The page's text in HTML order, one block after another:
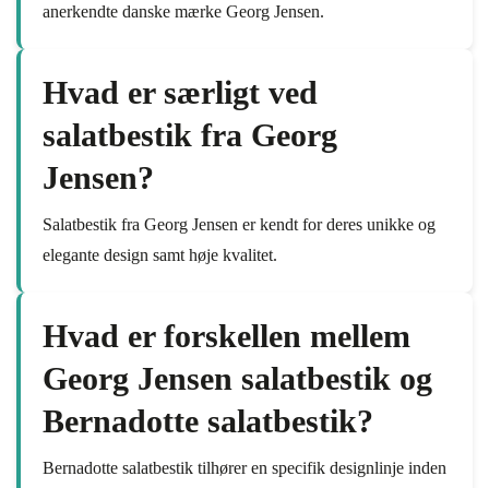
anerkendte danske mærke Georg Jensen.
Hvad er særligt ved
salatbestik fra Georg
Jensen?
Salatbestik fra Georg Jensen er kendt for deres unikke og
elegante design samt høje kvalitet.
Hvad er forskellen mellem
Georg Jensen salatbestik og
Bernadotte salatbestik?
Bernadotte salatbestik tilhører en specifik designlinje inden